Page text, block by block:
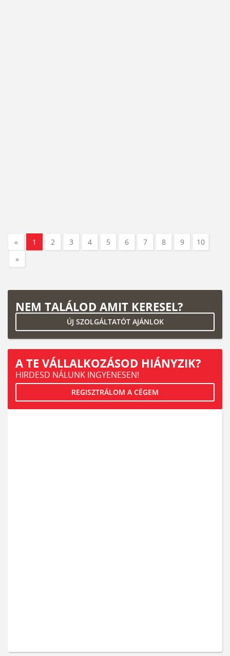
« 1 2 3 4 5 6 7 8 9
10
»
NEM TALÁLOD AMIT KERESEL?
ÚJ SZOLGÁLTATÓT AJÁNLOK
A TE VÁLLALKOZÁSOD HIÁNYZIK?
HIRDESD NÁLUNK INGYENESEN!
REGISZTRÁLOM A CÉGEM